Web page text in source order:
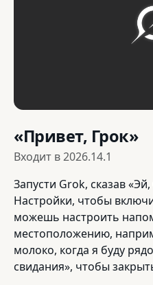
«Привет, Грок»
Входит в2026.14.1
Запусти Grok, сказав
Настройки, чтобы
можешь настроить
местоположению,
молоко, когда я буду
свидания», чтобы